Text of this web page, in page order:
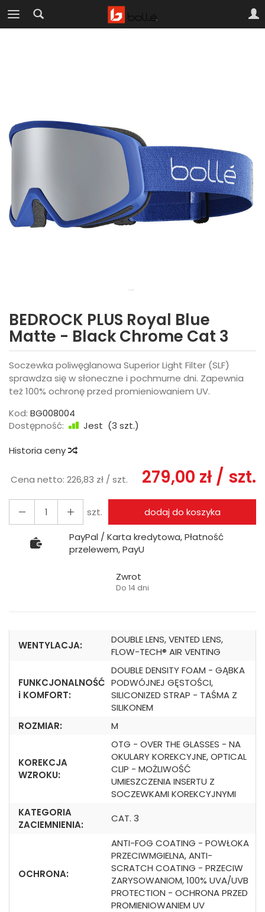
BEDROCK PLUS Royal Blue
Matte - Black Chrome Cat 3
Soczewka poliwęglanowa Superior Light Filter (SLF)
sprawdza się w słoneczne i pochmurne dni. Zapewnia
też 100% ochronę przed promieniowaniem UV.
Kod: BG008004
Dostępność:
Jest (3 szt.)
Historia ceny
Cena netto: 226,83 zł / szt. 279,00 zł / szt.
szt.
dodaj do koszyka
PayPal / Karta kredytowa, Płatność
przelewem, PayU
Zwrot
Do 14 dni
WENTYLACJA:
DOUBLE LENS, VENTED LENS,
FLOW-TECH® AIR VENTING
FUNKCJONALNOŚĆ
i KOMFORT:
DOUBLE DENSITY FOAM - GĄBKA
PODWÓJNEJ GĘSTOŚCI,
SILICONIZED STRAP - TAŚMA Z
SILIKONEM
ROZMIAR:
M
KOREKCJA
WZROKU:
OTG - OVER THE GLASSES - NA
OKULARY KOREKCYJNE, OPTICAL
CLIP - MOŻLIWOŚĆ
UMIESZCZENIA INSERTU Z
SOCZEWKAMI KOREKCYJNYMI
KATEGORIA
ZACIEMNIENIA:
CAT. 3
OCHRONA:
ANTI-FOG COATING - POWŁOKA
PRZECIWMGIELNA, ANTI-
SCRATCH COATING - PRZECIW
ZARYSOWANIOM, 100% UVA/UVB
PROTECTION - OCHRONA PRZED
PROMIENIOWANIEM UV